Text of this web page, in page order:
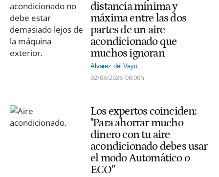
distancia mínima y
máxima entre las dos
partes de un aire
acondicionado que
muchos ignoran
Alvarez del Vayo
02/08/2026 08:00h
Los expertos coinciden:
"Para ahorrar mucho
dinero con tu aire
acondicionado debes usar
el modo Automático o
ECO"